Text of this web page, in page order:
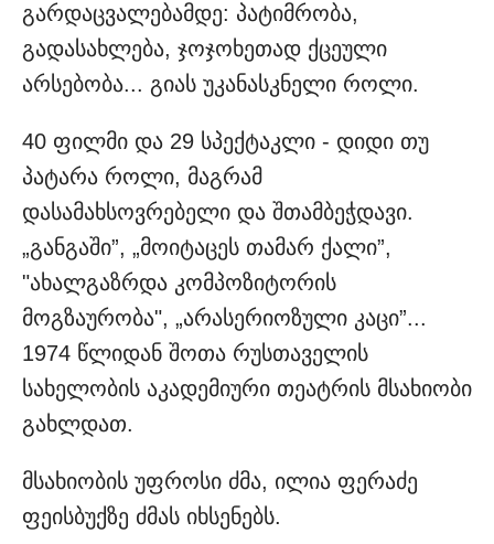
გარდაცვალებამდე: პატიმრობა,
გადასახლება, ჯოჯოხეთად ქცეული
არსებობა... გიას უკანასკნელი როლი.
40 ფილმი და 29 სპექტაკლი - დიდი თუ
პატარა როლი, მაგრამ
დასამახსოვრებელი და შთამბეჭდავი.
„განგაში”, „მოიტაცეს თამარ ქალი”,
"ახალგაზრდა კომპოზიტორის
მოგზაურობა", „არასერიოზული კაცი”...
1974 წლიდან შოთა რუსთაველის
სახელობის აკადემიური თეატრის მსახიობი
გახლდათ.
მსახიობის უფროსი ძმა, ილია ფერაძე
ფეისბუქზე ძმას იხსენებს.